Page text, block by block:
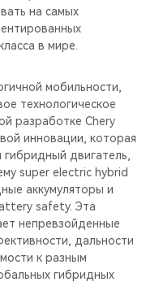
на самых
в мире.
мобильности,
технологическое
разработке Chery
инновации, которая
двигатель,
super electric hybrid
аккумуляторы и
safety. Эта
непревзойденные
дальности
к разным
гибридных